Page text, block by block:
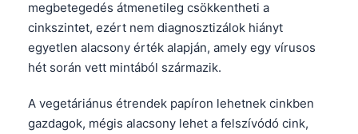
megbetegedés átmenetileg csökkentheti a
cinkszintet, ezért nem diagnosztizálok hiányt
egyetlen alacsony érték alapján, amely egy vírusos
hét során vett mintából származik.
A vegetáriánus étrendek papíron lehetnek cinkben
gazdagok, mégis alacsony lehet a felszívódó cink,
Bahasa Indonesia
Հայերեն
Íslenska
Српски језик
Svenska